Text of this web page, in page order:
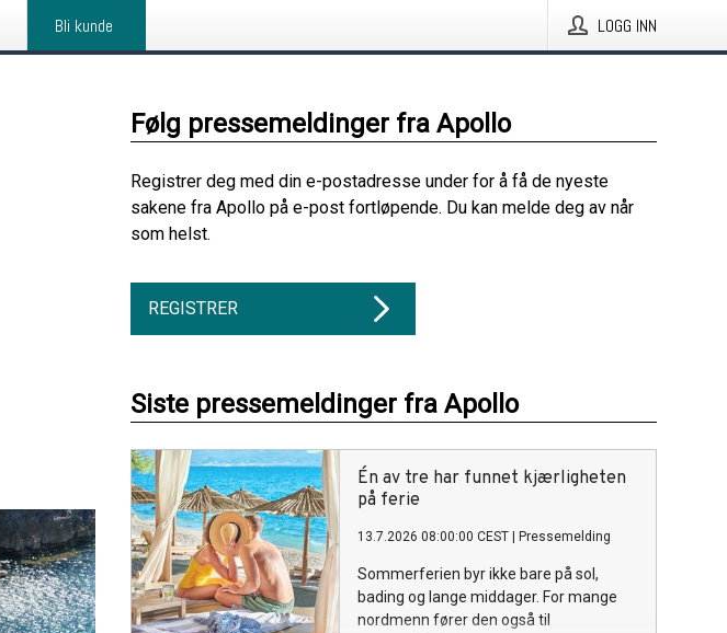
Bli kunde LOGG INN
Følg pressemeldinger fra Apollo
Registrer deg med din e-postadresse under for å få de nyeste
sakene fra Apollo på e-post fortløpende. Du kan melde deg av når
som helst.
REGISTRER
Siste pressemeldinger fra Apollo
Én av tre har funnet kjærligheten
på ferie
13.7.2026 08:00:00 CEST Pressemelding
Sommerferien byr ikke bare på sol,
bading og lange middager. For mange
nordmenn fører den også til